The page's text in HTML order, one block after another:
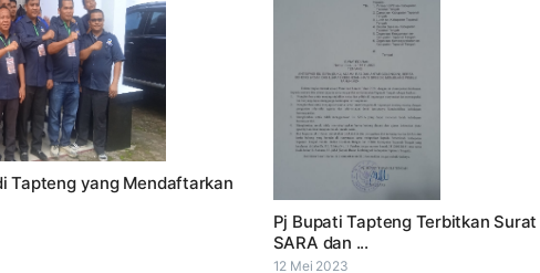
Tapteng yang Mendaftarkan
Pj Bupati Tapteng Terbitkan
SARA dan ...
12 Mei 2023